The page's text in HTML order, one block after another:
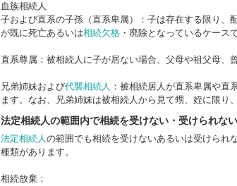
血族相続人
子および直系の子孫（直系卑属）：子は存在する限り
が既に死亡あるいは相続欠格 ・廃除となっているケース
直系尊属：被相続人に子が居ない場合、父母や祖父母、
兄弟姉妹および代襲相続人 ：被相続居人が直系卑属や直
ます。なお、兄弟姉妹は被相続人から見て甥、姪に限り
法定相続人の範囲内で相続を受けない・受けられな
法定相続人の範囲でも相続を受けないあるいは受けられ
種類があります。
相続放棄：